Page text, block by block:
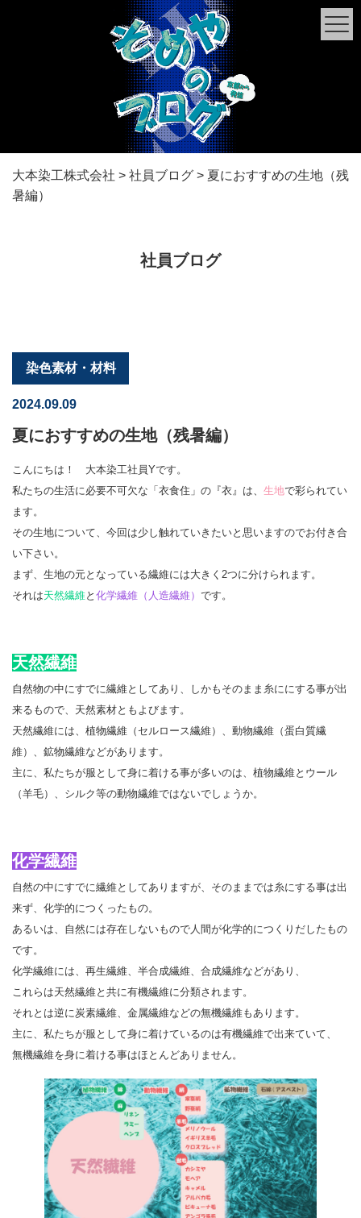
大本染工株式会社 > 社員ブログ > 夏におすすめの生地（残
暑編）
社員ブログ
染色素材・材料
2024.09.09
夏におすすめの生地（残暑編）
こんにちは！ 大本染工社員Yです。
私たちの生活に必要不可欠な「衣食住」の『衣』は、 生地で彩られてい
ます。
その生地について、今回は少し触れていきたいと思いますのでお付き合
い下さい。
まず、生地の元となっている繊維には大きく2つに分けられます。
それは天然繊維と 化学繊維（人造繊維） です。
天然繊維
自然物の中にすでに繊維としてあり、しかもそのまま糸ににする事が出
来るもので、天然素材ともよびます。
天然繊維には、植物繊維（セルロース繊維）、動物繊維（蛋白質繊
維）、鉱物繊維などがあります。
主に、私たちが服として身に着ける事が多いのは、植物繊維とウール
（羊毛）、シルク等の動物繊維ではないでしょうか。
化学繊維
自然の中にすでに繊維としてありますが、そのままでは糸にする事は出
来ず、化学的につくったもの。
あるいは、自然には存在しないもので人間が化学的につくりだしたもの
です。
化学繊維には、再生繊維、半合成繊維、合成繊維などがあり、
これらは天然繊維と共に有機繊維に分類されます。
それとは逆に炭素繊維、金属繊維などの無機繊維もあります。
主に、私たちが服として身に着けているのは有機繊維で出来ていて、
無機繊維を身に着ける事はほとんどありません。